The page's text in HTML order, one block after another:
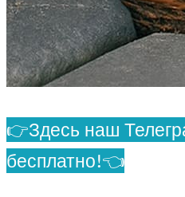
👉Здесь наш
бесплатно!👈